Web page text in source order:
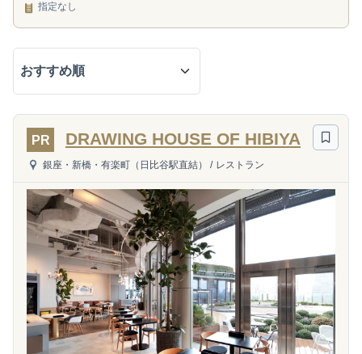
指定なし
PR DRAWING HOUSE OF HIBIYA
銀座・新橋・有楽町（日比谷駅直結） / レストラン